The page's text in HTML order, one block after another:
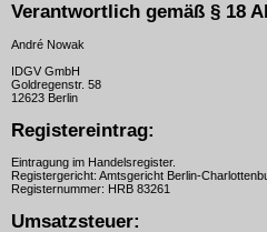
Verantwortlich gemäß § 18
André Nowak
IDGV GmbH
Goldregenstr. 58
12623 Berlin
Registereintrag:
Eintragung im Handelsregister.
Registergericht: Amtsgericht Berlin-
Registernummer: HRB 83261
Umsatzsteuer: